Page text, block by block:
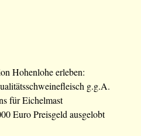
Hohenlohe erleben:
g.g.A.
für Eichelmast
Euro Preisgeld ausgelobt